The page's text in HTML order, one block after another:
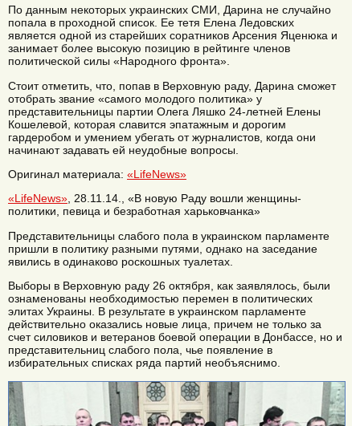
По данным некоторых украинских СМИ, Дарина не случайно
попала в проходной список. Ее тетя Елена Ледовских
является одной из старейших соратников Арсения Яценюка и
занимает более высокую позицию в рейтинге членов
политической силы «Народного фронта».
Стоит отметить, что, попав в Верховную раду, Дарина сможет
отобрать звание «самого молодого политика» у
представительницы партии Олега Ляшко 24-летней Елены
Кошелевой, которая славится эпатажным и дорогим
гардеробом и умением убегать от журналистов, когда они
начинают задавать ей неудобные вопросы.
Оригинал материала: «LifeNews»
«LifeNews», 28.11.14., «В новую Раду вошли женщины-
политики, певица и безработная харьковчанка»
Представительницы слабого пола в украинском парламенте
пришли в политику разными путями, однако на заседание
явились в одинаково роскошных туалетах.
Выборы в Верховную раду 26 октября, как заявлялось, были
ознаменованы необходимостью перемен в политических
элитах Украины. В результате в украинском парламенте
действительно оказались новые лица, причем не только за
счет силовиков и ветеранов боевой операции в Донбассе, но и
представительниц слабого пола, чье появление в
избирательных списках ряда партий необъяснимо.